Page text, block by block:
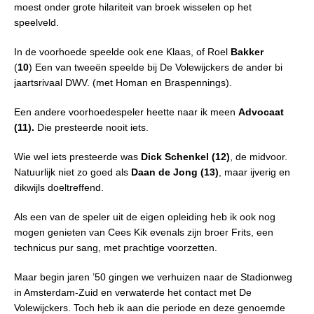
moest onder grote hilariteit van broek wisselen op het
speelveld.
In de voorhoede speelde ook ene Klaas, of Roel Bakker
(10) Een van tweeën speelde bij De Volewijckers de ander bi
jaartsrivaal DWV. (met Homan en Braspennings).
Een andere voorhoedespeler heette naar ik meen Advocaat
(11). Die presteerde nooit iets.
Wie wel iets presteerde was Dick Schenkel (12) , de midvoor.
Natuurlijk niet zo goed als Daan de Jong (13) , maar ijverig en
dikwijls doeltreffend.
Als een van de speler uit de eigen opleiding heb ik ook nog
mogen genieten van Cees Kik evenals zijn broer Frits, een
technicus pur sang, met prachtige voorzetten.
Maar begin jaren ’50 gingen we verhuizen naar de Stadionweg
in Amsterdam-Zuid en verwaterde het contact met De
Volewijckers. Toch heb ik aan die periode en deze genoemde